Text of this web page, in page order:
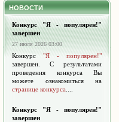
НОВОСТИ
Конкурс "Я - популярен!"
завершен
27 июля 2026 03:00
Конкурс "Я - популярен!"
завершен. С результатами
проведения конкурса Вы
можете ознакомиться на
странице конкурса
Конкурс "Я - популярен!"
завершен